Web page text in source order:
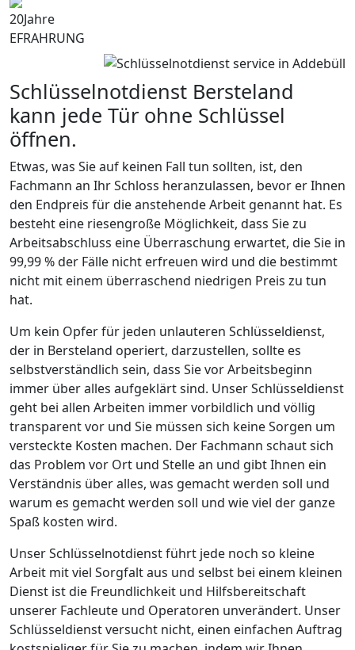
20Jahre
EFRAHRUNG
Schlüsselnotdienst Bersteland
kann jede Tür ohne Schlüssel
öffnen.
Etwas, was Sie auf keinen Fall tun sollten, ist, den
Fachmann an Ihr Schloss heranzulassen, bevor er Ihnen
den Endpreis für die anstehende Arbeit genannt hat. Es
besteht eine riesengroße Möglichkeit, dass Sie zu
Arbeitsabschluss eine Überraschung erwartet, die Sie in
99,99 % der Fälle nicht erfreuen wird und die bestimmt
nicht mit einem überraschend niedrigen Preis zu tun
hat.
Um kein Opfer für jeden unlauteren Schlüsseldienst,
der in Bersteland operiert, darzustellen, sollte es
selbstverständlich sein, dass Sie vor Arbeitsbeginn
immer über alles aufgeklärt sind. Unser Schlüsseldienst
geht bei allen Arbeiten immer vorbildlich und völlig
transparent vor und Sie müssen sich keine Sorgen um
versteckte Kosten machen. Der Fachmann schaut sich
das Problem vor Ort und Stelle an und gibt Ihnen ein
Verständnis über alles, was gemacht werden soll und
warum es gemacht werden soll und wie viel der ganze
Spaß kosten wird.
Unser Schlüsselnotdienst führt jede noch so kleine
Arbeit mit viel Sorgfalt aus und selbst bei einem kleinen
Dienst ist die Freundlichkeit und Hilfsbereitschaft
unserer Fachleute und Operatoren unverändert. Unser
Schlüsseldienst versucht nicht, einen einfachen Auftrag